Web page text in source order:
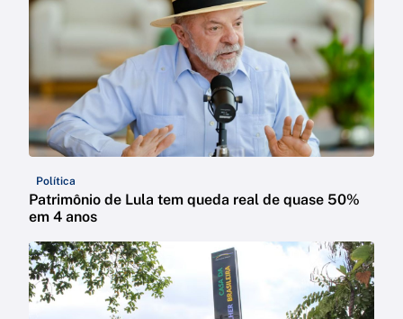
Política
Patrimônio de Lula tem queda real de quase 50%
em 4 anos